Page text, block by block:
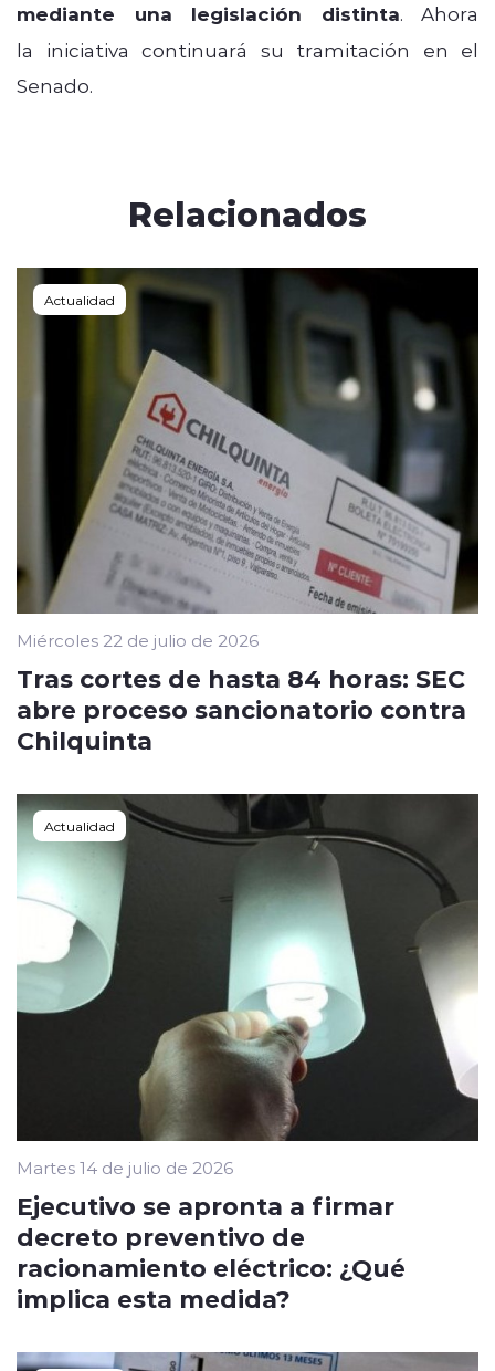
mediante una legislación distinta. Ahora
la iniciativa continuará su tramitación en el
Senado.
Relacionados
Actualidad
Miércoles 22 de julio de 2026
Tras cortes de hasta 84 horas: SEC
abre proceso sancionatorio contra
Chilquinta
Actualidad
Martes 14 de julio de 2026
Ejecutivo se apronta a firmar
decreto preventivo de
racionamiento eléctrico: ¿Qué
implica esta medida?